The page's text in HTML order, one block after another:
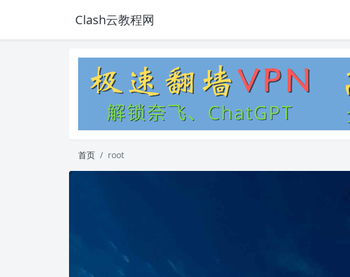
Clash云教程网
首页 root